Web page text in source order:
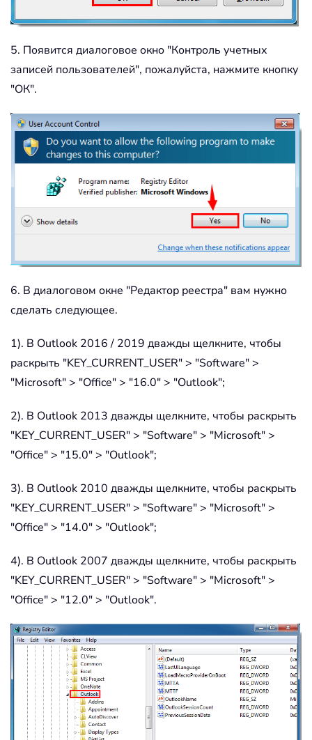
5. Появится диалоговое окно "Контроль учетных
записей пользователей", пожалуйста, нажмите кнопку
"ОК".
6. В диалоговом окне "Редактор реестра" вам нужно
сделать следующее.
1). В Outlook 2016 / 2019 дважды щелкните, чтобы
раскрыть "KEY_CURRENT_USER" > "Software" >
"Microsoft" > "Office" > "16.0" > "Outlook";
2). В Outlook 2013 дважды щелкните, чтобы раскрыть
"KEY_CURRENT_USER" > "Software" > "Microsoft" >
"Office" > "15.0" > "Outlook";
3). В Outlook 2010 дважды щелкните, чтобы раскрыть
"KEY_CURRENT_USER" > "Software" > "Microsoft" >
"Office" > "14.0" > "Outlook";
4). В Outlook 2007 дважды щелкните, чтобы раскрыть
"KEY_CURRENT_USER" > "Software" > "Microsoft" >
"Office" > "12.0" > "Outlook".